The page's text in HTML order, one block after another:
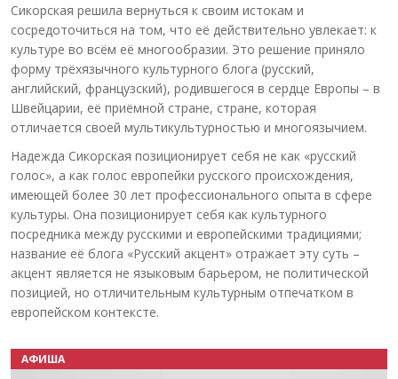
Сикорская решила вернуться к своим истокам и
сосредоточиться на том, что её действительно увлекает: к
культуре во всём её многообразии. Это решение приняло
форму трёхязычного культурного блога (русский,
английский, французский), родившегося в сердце Европы – в
Швейцарии, её приёмной стране, стране, которая
отличается своей мультикультурностью и многоязычием.
Надежда Сикорская позиционирует себя не как «русский
голос», а как голос европейки русского происхождения,
имеющей более 30 лет профессионального опыта в сфере
культуры. Она позиционирует себя как культурного
посредника между русскими и европейскими традициями;
название её блога «Русский акцент» отражает эту суть –
акцент является не языковым барьером, не политической
позицией, но отличительным культурным отпечатком в
европейском контексте.
АФИША